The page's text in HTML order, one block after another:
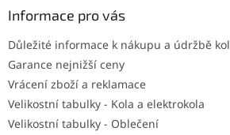
Informace pro vás
Důležité informace k nákupu a údržbě kol
Garance nejnižší ceny
Vrácení zboží a reklamace
Velikostní tabulky - Kola a elektrokola
Velikostní tabulky - Oblečení